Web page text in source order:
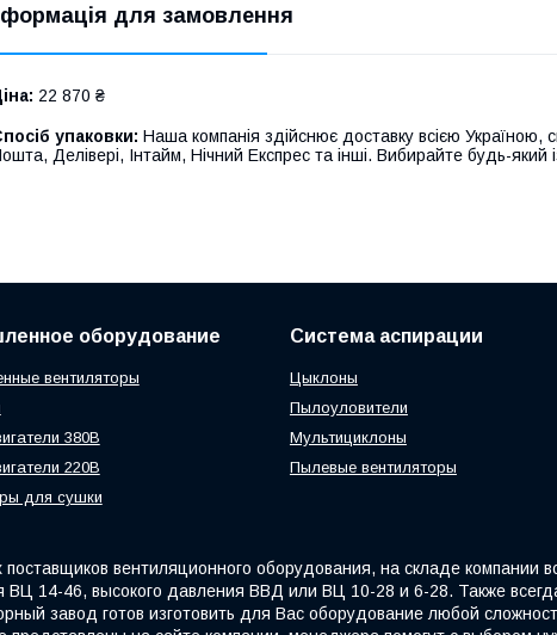
для замовлення
22 870 ₴
упаковки: Наша компанія здійснює доставку всією
Делівері, Інтайм, Нічний Експрес та інші. Вибирайте будь-який
оборудование
вентиляторы
380В
220В
для сушки
Система аспирации
Цыклоны
Пылоуловители
Мультициклоны
Пылевые вентиляторы
вентиляционного оборудования, на складе компании
ВЦ 14-46, высокого давления ВВД или ВЦ 10-28 и 6-28. Также
завод готов изготовить для Вас оборудование любой